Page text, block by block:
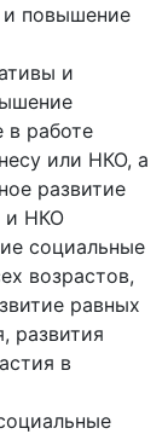
и повышение
и
в работе
или НКО, а
развитие
и НКО
социальные
возрастов,
равных
развития
в